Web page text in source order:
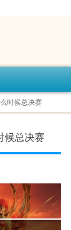
时候总决赛
候总决赛